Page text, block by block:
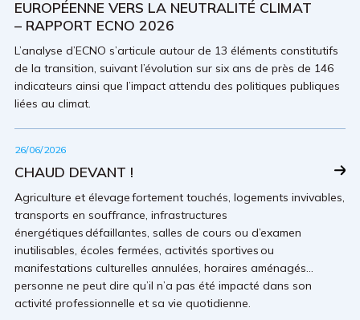
EUROPÉENNE VERS LA NEUTRALITÉ CLIMAT
– RAPPORT ECNO 2026
L’analyse d’ECNO s’articule autour de 13 éléments constitutifs
de la transition, suivant l’évolution sur six ans de près de 146
indicateurs ainsi que l’impact attendu des politiques publiques
liées au climat.
26/06/2026
CHAUD DEVANT !
Agriculture et élevage fortement touchés, logements invivables,
transports en souffrance, infrastructures
énergétiques défaillantes, salles de cours ou d’examen
inutilisables, écoles fermées, activités sportives ou
manifestations culturelles annulées, horaires aménagés…
personne ne peut dire qu’il n’a pas été impacté dans son
activité professionnelle et sa vie quotidienne.